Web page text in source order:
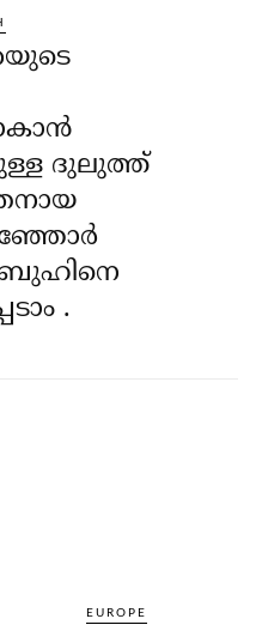
ദുലുത്ത്
.
EUROPE